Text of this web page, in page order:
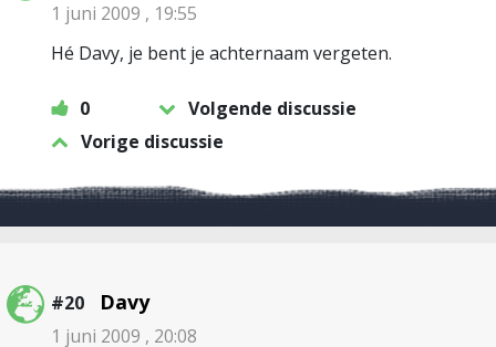
1 juni 2009 , 19:55
Hé Davy, je bent je achternaam vergeten.
0
Volgende discussie
Vorige discussie
#20 Davy
1 juni 2009 , 20:08